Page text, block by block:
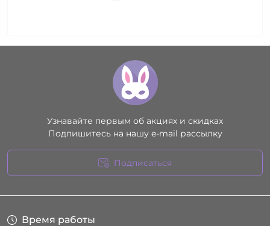
Узнавайте первым об акциях и скидках
Подпишитесь на нашу e-mail рассылку
Подписаться
Время работы